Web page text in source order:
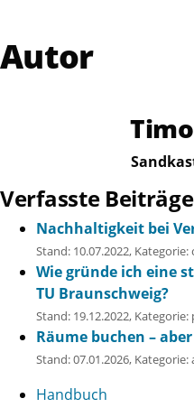
Autor
Verfasste
Nachhaltigkeit bei
Stand: 10.07.2022,
Wie gründe ich eine
TU Braunschweig?
Stand: 19.12.2022,
Räume buchen –
Stand:07.01.2026,
Handbuch